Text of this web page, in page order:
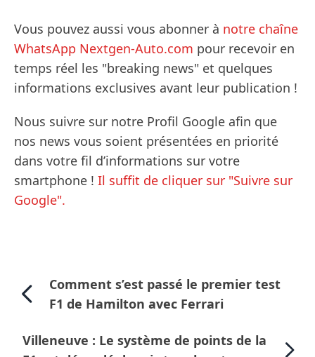
Vous pouvez aussi vous abonner à notre chaîne
WhatsApp Nextgen-Auto.com pour recevoir en
temps réel les "breaking news" et quelques
informations exclusives avant leur publication !
Nous suivre sur notre Profil Google afin que
nos news vous soient présentées en priorité
dans votre fil d’informations sur votre
smartphone ! Il suffit de cliquer sur "Suivre sur
Google".
Comment s’est passé le premier test
F1 de Hamilton avec Ferrari
Villeneuve : Le système de points de la